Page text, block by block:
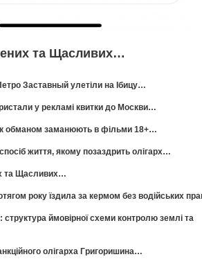
та Щасливих…
Заставный улетіли на Ібицу…
у рекламі квитки до Москви…
обманом заманюють в фільми 18+…
життя, якому позаздрить олігарх…
та Щасливих…
року їздила за кермом без водійських
ймовірної схеми контролю землі та
олігарха Григоришина…